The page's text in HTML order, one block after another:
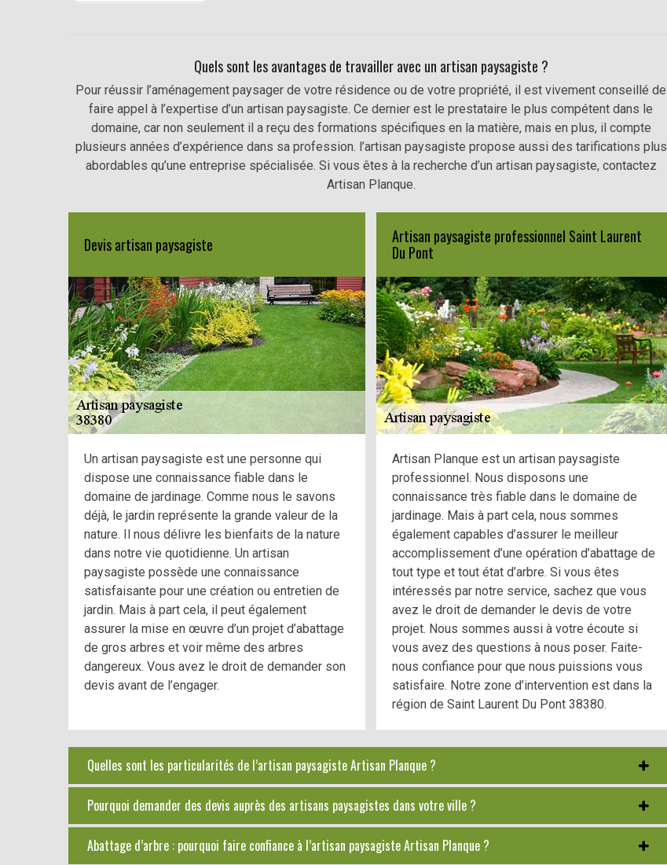
Quels sont les avantages de travailler avec un artisan paysagiste ?
Pour réussir l’aménagement paysager de votre résidence ou de votre propriété, il est vivement conseillé de
faire appel à l’expertise d’un artisan paysagiste. Ce dernier est le prestataire le plus compétent dans le
domaine, car non seulement il a reçu des formations spécifiques en la matière, mais en plus, il compte
plusieurs années d’expérience dans sa profession. l’artisan paysagiste propose aussi des tarifications plus
abordables qu’une entreprise spécialisée. Si vous êtes à la recherche d’un artisan paysagiste, contactez
Artisan Planque.
Devis artisan paysagiste
Un artisan paysagiste est une personne qui
dispose une connaissance fiable dans le
domaine de jardinage. Comme nous le savons
déjà, le jardin représente la grande valeur de la
nature. Il nous délivre les bienfaits de la nature
dans notre vie quotidienne. Un artisan
paysagiste possède une connaissance
satisfaisante pour une création ou entretien de
jardin. Mais à part cela, il peut également
assurer la mise en œuvre d’un projet d’abattage
de gros arbres et voir même des arbres
dangereux. Vous avez le droit de demander son
devis avant de l’engager.
Artisan paysagiste professionnel Saint Laurent
Du Pont
Artisan Planque est un artisan paysagiste
professionnel. Nous disposons une
connaissance très fiable dans le domaine de
jardinage. Mais à part cela, nous sommes
également capables d’assurer le meilleur
accomplissement d’une opération d’abattage de
tout type et tout état d’arbre. Si vous êtes
intéressés par notre service, sachez que vous
avez le droit de demander le devis de votre
projet. Nous sommes aussi à votre écoute si
vous avez des questions à nous poser. Faite-
nous confiance pour que nous puissions vous
satisfaire. Notre zone d’intervention est dans la
région de Saint Laurent Du Pont 38380.
Quelles sont les particularités de l’artisan paysagiste Artisan Planque ?
Pourquoi demander des devis auprès des artisans paysagistes dans votre ville ?
Abattage d’arbre : pourquoi faire confiance à l’artisan paysagiste Artisan Planque ?